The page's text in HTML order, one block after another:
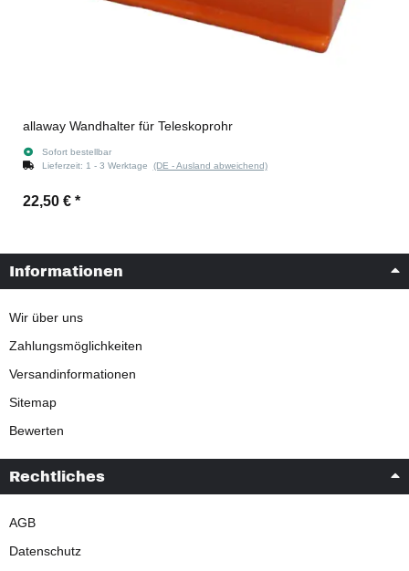
allaway Wandhalter für Teleskoprohr
Sofort bestellbar
Lieferzeit: 1 - 3 Werktage (DE - Ausland abweichend)
22,50 € *
Informationen
Wir über uns
Zahlungsmöglichkeiten
Versandinformationen
Sitemap
Bewerten
Rechtliches
AGB
Datenschutz